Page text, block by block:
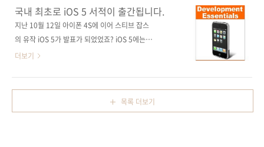
원 ISBN 978-89-94506-50-0 부가기호:
93560 ..
일 2011년 12월 21일 페이지 520쪽 시리즈
I♥Mobile 16 (아이러브모바일 16) 판 형 4*6
배판 변형(188*245) 반양장(Soft Cover) 정 가
호: 13560 분 야 모바일 프로그래밍 / iOS 키워
드 아이폰 / 아이패드 / 맥 OS / Xcode / 아이클
라우드 / iCloud / 트위터 연동 / 쿼츠 /
국내 최초로 iOS 5 서적이 출간됩니다.
지난 10월 12일 아이폰 4S에 이어 스티브 잡스
의 유작 iOS 5가 발표가 되었었죠? iOS 5에는
iCloud의 사용, 트위터와의 연동, 아이패드를 위
만의 공간!의 iOS 5의 특징 정리해보기 iOS 5에
관한 원서들도 대부분 빨라야 12월부터 출간되
더보기
목록 더보기